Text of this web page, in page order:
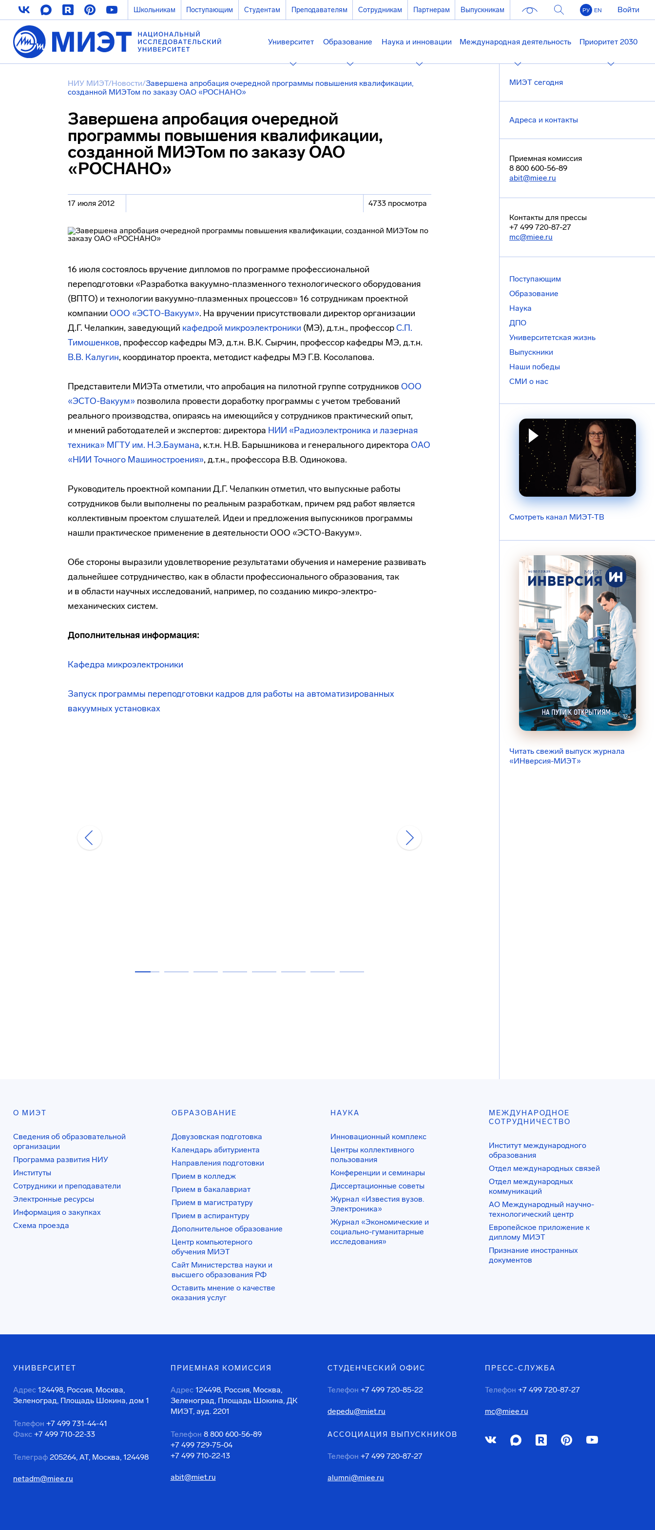
Школьникам Поступающим Студентам Преподавателям Сотрудникам Партнерам Выпускникам РУ EN Войти
Университет Образование Наука и инновации Международная деятельность Приоритет 2030
НИУ МИЭТ/Новости/Завершена апробация очередной программы повышения квалификации,
созданной МИЭТом по заказу ОАО «РОСНАНО»
Завершена апробация очередной
программы повышения квалификации,
созданной МИЭТом по заказу ОАО
«РОСНАНО»
17 июля 2012 4733 просмотра
16 июля состоялось вручение дипломов по программе профессиональной
переподготовки «Разработка вакуумно-плазменноготехнологического оборудования
(ВПТО) и технологии вакуумно-плазменных процессов» 16 сотрудникам проектной
компании ООО «ЭСТО-Вакуум». На вручении присутствовали директор организации
Д.Г. Челапкин, заведующий кафедрой микроэлектроники (МЭ), д.т.н., профессорС.П.
Тимошенков, профессор кафедры МЭ, д.т.н. В.К. Сырчин, профессор кафедры МЭ, д.т.н.
В.В. Калугин, координатор проекта, методист кафедры МЭ Г.В. Косолапова.
Представители МИЭТа отметили, что апробация на пилотной группе сотрудников ООО
«ЭСТО-Вакуум» позволила провести доработку программы с учетом требований
реального производства, опираясь на имеющийся у сотрудников практический опыт,
и мнений работодателей и экспертов: директора НИИ «Радиоэлектроника и лазерная
техника» МГТУ им. Н.Э.Баумана, к.т.н. Н.В. Барышникова и генерального директора ОАО
«НИИ Точного Машиностроения», д.т.н., профессора В.В. Одинокова.
Руководитель проектной компании Д.Г. Челапкин отметил, что выпускные работы
сотрудников были выполнены по реальным разработкам, причем ряд работ является
коллективным проектом слушателей. Идеи и предложения выпускников программы
нашли практическое применение в деятельности ООО «ЭСТО-Вакуум».
Обе стороны выразили удовлетворение результатами обучения и намерение развивать
дальнейшее сотрудничество, как в области профессионального образования, так
и в области научных исследований, например, по созданию микро-электро-
механических систем.
Дополнительная информация:
Кафедра микроэлектроники
Запуск программы переподготовки кадров для работы на автоматизированных
вакуумных установках
МИЭТ сегодня
Адреса и контакты
Приемная комиссия
8 800 600-56-89
abit@miee.ru
Контакты для прессы
+7 499 720-87-27
mc@miee.ru
Поступающим
Образование
Наука
ДПО
Университетская жизнь
Выпускники
Наши победы
СМИ о нас
Смотреть канал МИЭТ-ТВ
Читать свежий выпуск журнала
«ИНверсия-МИЭТ»
О МИЭТ
Сведения об образовательной
организации
Программа развития НИУ
Институты
Сотрудники и преподаватели
Электронные ресурсы
Информация о закупках
Схема проезда
ОБРАЗОВАНИЕ
Довузовская подготовка
Календарь абитуриента
Направления подготовки
Прием в колледж
Прием в бакалавриат
Прием в магистратуру
Прием в аспирантуру
Дополнительное образование
Центр компьютерного
обучения МИЭТ
Сайт Министерства науки и
высшего образования РФ
Оставить мнение о качестве
оказания услуг
НАУКА
Инновационный комплекс
Центры коллективного
пользования
Конференции и семинары
Диссертационные советы
Журнал «Известия вузов.
Электроника»
Журнал «Экономические и
социально-гуманитарные
исследования»
МЕЖДУНАРОДНОЕ
СОТРУДНИЧЕСТВО
Институт международного
образования
Отдел международных связей
Отдел международных
коммуникаций
АО Международный научно-
технологический центр
Европейское приложение к
диплому МИЭТ
Признание иностранных
документов
УНИВЕРСИТЕТ
Адрес 124498, Россия, Москва,
Зеленоград, Площадь Шокина, дом 1
Телефон +7 499 731-44-41
Факс +7 499 710-22-33
Телеграф 205264, АТ, Москва, 124498
netadm@miee.ru
ПРИЕМНАЯ КОМИССИЯ
Адрес 124498, Россия, Москва,
Зеленоград, Площадь Шокина, ДК
МИЭТ, ауд. 2201
Телефон 8 800 600-56-89
+7 499 729-75-04
+7 499 710-22-13
abit@miet.ru
СТУДЕНЧЕСКИЙ ОФИС
Телефон +7 499 720-85-22
depedu@miet.ru
АССОЦИАЦИЯ ВЫПУСКНИКОВ
Телефон +7 499 720-87-27
alumni@miee.ru
ПРЕСС-СЛУЖБА
Телефон +7 499 720-87-27
mc@miee.ru